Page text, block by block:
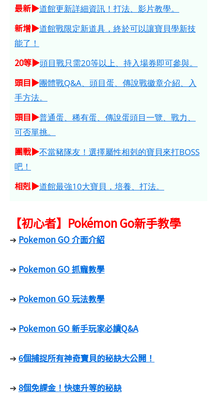
最新▶道館更新詳細資訊！打法、影片教學。
新增▶道館戰限定新道具，終於可以讓寶貝學新技
能了！
20等▶頭目戰只需20等以上、持入場券即可參與。
頭目▶團體戰Q&A、頭目蛋、傳說戰徽章介紹、入
手方法。
頭目▶普通蛋、稀有蛋、傳說蛋頭目一覽、戰力、
可否單挑。
團戰▶不當豬隊友！選擇屬性相剋的寶貝來打BOSS
吧！
相剋▶道館最強10大寶貝，培養、打法。
【初心者】Pokémon Go新手教學
➔ Pokemon GO 介面介紹
➔ Pokemon GO 抓寵教學
➔ Pokemon GO 玩法教學
➔ Pokemon GO 新手玩家必讀Q&A
➔ 6個捕捉所有神奇寶貝的秘訣大公開！
➔ 8個免課金！快速升等的秘訣